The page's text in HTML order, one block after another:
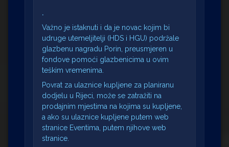
.
Važno je istaknuti i da je novac kojim bi
udruge utemeljitelji (HDS i HGU) podržale
glazbenu nagradu Porin, preusmjeren u
fondove pomoći glazbenicima u ovim
teškim vremenima.
Povrat za ulaznice kupljene za planiranu
dodjelu u Rijeci, može se zatražiti na
prodajnim mjestima na kojima su kupljene,
a ako su ulaznice kupljene putem web
stranice Eventima, putem njihove web
stranice.